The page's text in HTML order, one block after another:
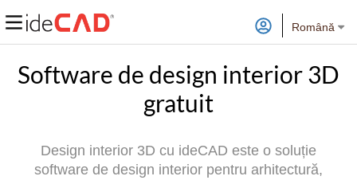
Română
Software de design interior 3D
gratuit
Design interior 3D cu ideCAD este o soluție
software de design interior pentru arhitectură,